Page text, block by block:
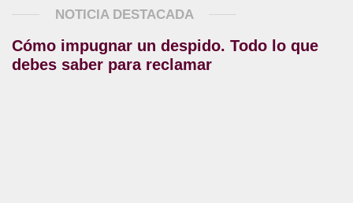
NOTICIA DESTACADA
Cómo impugnar un despido. Todo lo que
debes saber para reclamar